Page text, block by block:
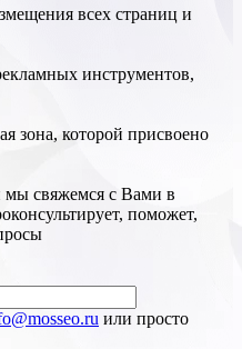
всех страниц и
инструментов,
зона, которой присвоено
мы свяжемся с Вами в
поможет,
или просто